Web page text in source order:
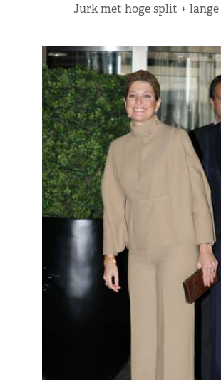
Jurk met hoge split +